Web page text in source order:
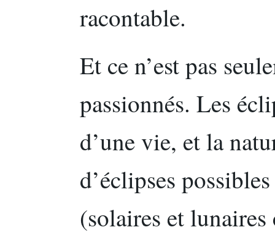
racontable.
Et ce n’est pas
passionnés. Les
d’une vie, et la
d’éclipses
(solaires et